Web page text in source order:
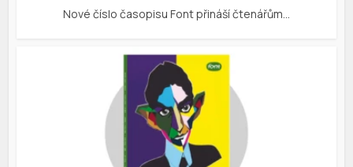
Nové číslo časopisu Font přináší čtenářům…